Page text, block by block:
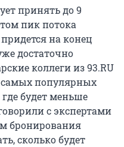
принять до 9
пик потока
на конец
достаточно
коллеги из 93.RU
популярных
будет меньше
с экспертами
бронирования
сколько будет